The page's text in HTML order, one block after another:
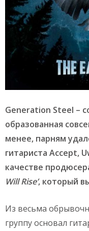
Generation Steel –
образованная
менее, парням
гитариста Accept,
качестве
Will Rise’, который
Из весьма
группу основал